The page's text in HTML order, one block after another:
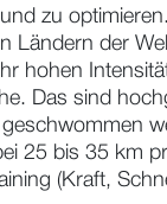
zu
Ländern der
hohen
Das sind
25 bis 35 km
(Kraft,